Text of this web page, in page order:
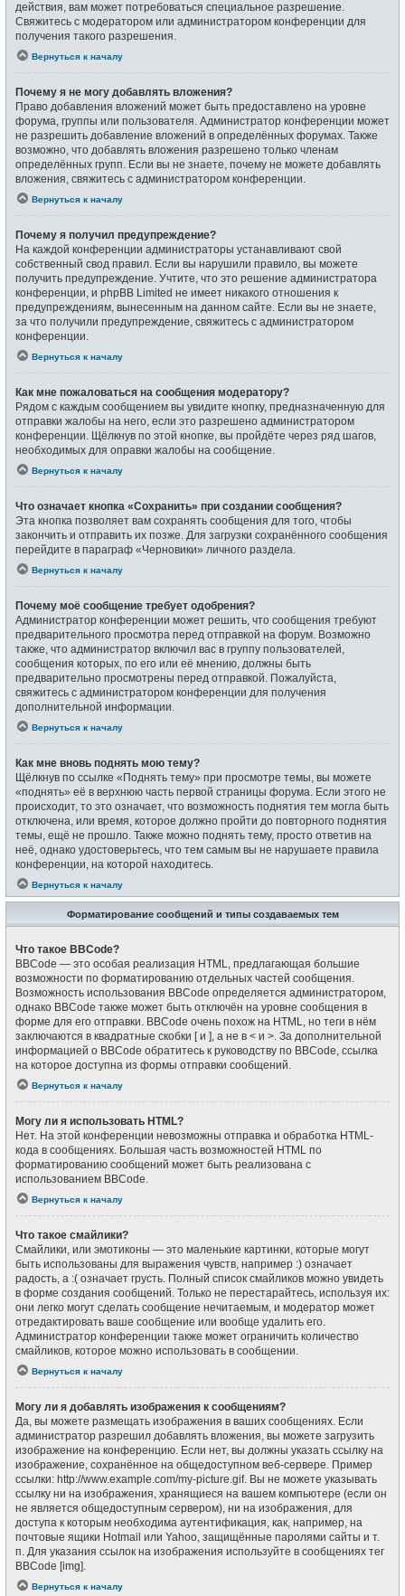
действия, вам может потребоваться специальное разрешение.
Свяжитесь с модератором или администратором конференции для
получения такого разрешения.
Вернуться к началу
Почему я не могу добавлять вложения?
Право добавления вложений может быть предоставлено на уровне
форума, группы или пользователя. Администратор конференции может
не разрешить добавление вложений в определённых форумах. Также
возможно, что добавлять вложения разрешено только членам
определённых групп. Если вы не знаете, почему не можете добавлять
вложения, свяжитесь с администратором конференции.
Вернуться к началу
Почему я получил предупреждение?
На каждой конференции администраторы устанавливают свой
собственный свод правил. Если вы нарушили правило, вы можете
получить предупреждение. Учтите, что это решение администратора
конференции, и phpBB Limited не имеет никакого отношения к
предупреждениям, вынесенным на данном сайте. Если вы не знаете,
за что получили предупреждение, свяжитесь с администратором
конференции.
Вернуться к началу
Как мне пожаловаться на сообщения модератору?
Рядом с каждым сообщением вы увидите кнопку, предназначенную для
отправки жалобы на него, если это разрешено администратором
конференции. Щёлкнув по этой кнопке, вы пройдёте через ряд шагов,
необходимых для оправки жалобы на сообщение.
Вернуться к началу
Что означает кнопка «Сохранить» при создании сообщения?
Эта кнопка позволяет вам сохранять сообщения для того, чтобы
закончить и отправить их позже. Для загрузки сохранённого сообщения
перейдите в параграф «Черновики» личного раздела.
Вернуться к началу
Почему моё сообщение требует одобрения?
Администратор конференции может решить, что сообщения требуют
предварительного просмотра перед отправкой на форум. Возможно
также, что администратор включил вас в группу пользователей,
сообщения которых, по его или её мнению, должны быть
предварительно просмотрены перед отправкой. Пожалуйста,
свяжитесь с администратором конференции для получения
дополнительной информации.
Вернуться к началу
Как мне вновь поднять мою тему?
Щёлкнув по ссылке «Поднять тему» при просмотре темы, вы можете
«поднять» её в верхнюю часть первой страницы форума. Если этого не
происходит, то это означает, что возможность поднятия тем могла быть
отключена, или время, которое должно пройти до повторного поднятия
темы, ещё не прошло. Также можно поднять тему, просто ответив на
неё, однако удостоверьтесь, что тем самым вы не нарушаете правила
конференции, на которой находитесь.
Вернуться к началу
Форматирование сообщений и типы создаваемых тем
Что такое BBCode?
BBCode — это особая реализация HTML, предлагающая большие
возможности по форматированию отдельных частей сообщения.
Возможность использования BBCode определяется администратором,
однако BBCode также может быть отключён на уровне сообщения в
форме для его отправки. BBCode очень похож на HTML, но теги в нём
заключаются в квадратные скобки [ и ], а не в < и >. За дополнительной
информацией о BBCode обратитесь к руководству по BBCode, ссылка
на которое доступна из формы отправки сообщений.
Вернуться к началу
Могу ли я использовать HTML?
Нет. На этой конференции невозможны отправка и обработка HTML-
кода в сообщениях. Большая часть возможностей HTML по
форматированию сообщений может быть реализована с
использованием BBCode.
Вернуться к началу
Что такое смайлики?
Смайлики, или эмотиконы — это маленькие картинки, которые могут
быть использованы для выражения чувств, например :) означает
радость, а :( означает грусть. Полный список смайликов можно увидеть
в форме создания сообщений. Только не перестарайтесь, используя их:
они легко могут сделать сообщение нечитаемым, и модератор может
отредактировать ваше сообщение или вообще удалить его.
Администратор конференции также может ограничить количество
смайликов, которое можно использовать в сообщении.
Вернуться к началу
Могу ли я добавлять изображения к сообщениям?
Да, вы можете размещать изображения в ваших сообщениях. Если
администратор разрешил добавлять вложения, вы можете загрузить
изображение на конференцию. Если нет, вы должны указать ссылку на
изображение, сохранённое на общедоступном веб-сервере. Пример
ссылки: http://www.example.com/my-picture.gif. Вы не можете указывать
ссылку ни на изображения, хранящиеся на вашем компьютере (если он
не является общедоступным сервером), ни на изображения, для
доступа к которым необходима аутентификация, как, например, на
почтовые ящики Hotmail или Yahoo, защищённые паролями сайты и т.
п. Для указания ссылок на изображения используйте в сообщениях тег
BBCode [img].
Вернуться к началу